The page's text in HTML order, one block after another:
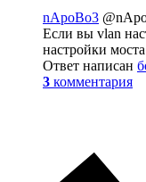
nApoBo3
Если вы vlan
настройки
Ответ написан
3 комментария